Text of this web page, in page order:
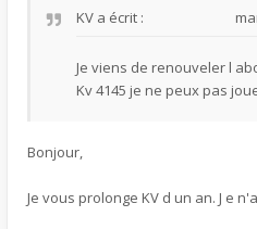
KV a écrit :
Je viens de renouveler l
Kv 4145 je ne peux pas
Bonjour,
Je vous prolonge KV d un an. J e